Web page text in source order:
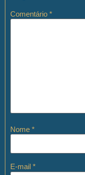
Comentário *
Nome *
E-mail *